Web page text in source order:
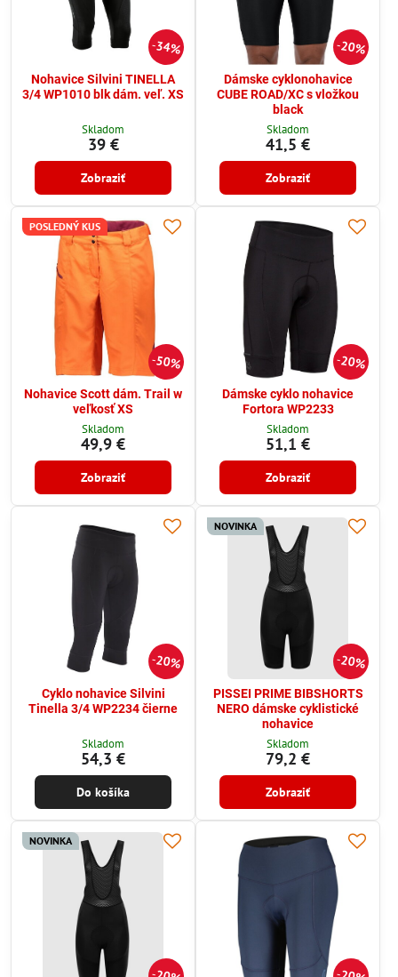
34%
Nohavice Silvini TINELLA
3/4 WP1010 blk dám. veľ. XS
Skladom
39 €
Zobraziť
20%
Dámske cyklonohavice
CUBE ROAD/XC s vložkou
black
Skladom
41,5 €
Zobraziť
50%
POSLEDNÝ KUS
Nohavice Scott dám. Trail w
veľkosť XS
Skladom
49,9 €
Zobraziť
20%
Dámske cyklo nohavice
Fortora WP2233
Skladom
51,1 €
Zobraziť
20%
Cyklo nohavice Silvini
Tinella 3/4 WP2234 čierne
Skladom
54,3 €
Do košíka
20%
NOVINKA
PISSEI PRIME BIBSHORTS
NERO dámske cyklistické
nohavice
Skladom
79,2 €
Zobraziť
NOVINKA